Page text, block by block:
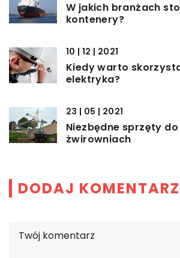
W jakich branżach
kontenery?
10 | 12 | 2021
Kiedy warto
elektryka?
23 | 05 | 2021
Niezbędne sprzęty
żwirowniach
DODAJ KOMENTARZ